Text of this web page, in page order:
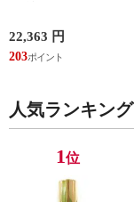
22,363 円
203
人気ランキング
1位